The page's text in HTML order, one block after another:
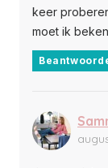
keer
moet ik